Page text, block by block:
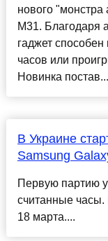
нового
M31. Благодаря
гаджет
часов или
Новинка постав...
В Украине
Samsung
Первую партию
считанные
18 марта....